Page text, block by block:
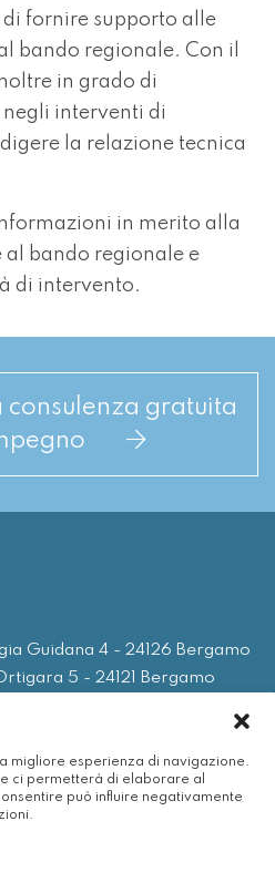
migliore esperienza di navigazione.
ci permetterà di elaborare al
può influire negativamente
fornire supporto alle
bando regionale. Con il
in grado di
interventi di
la relazione tecnica
in merito alla
al bando regionale e
di intervento.
consulenza gratuita
Guidana 4 - 24126 Bergamo
5 - 24121 Bergamo
info@spinergy.it